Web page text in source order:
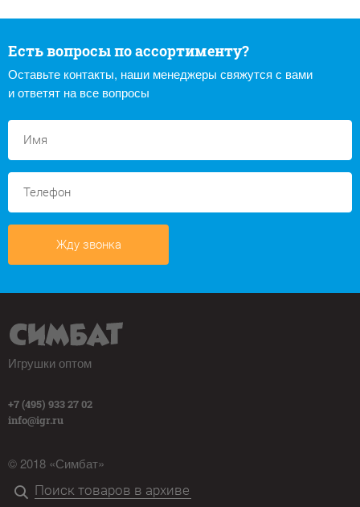
Есть вопросы по ассортименту?
Оставьте контакты, наши менеджеры свяжутся с вами
и ответят на все вопросы
Жду звонка
Игрушки оптом
+7 (495) 933 27 02
info@igr.ru
© 2018 «Симбат»